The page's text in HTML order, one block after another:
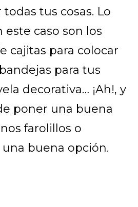
tus cosas. Lo
caso son los
cajitas para colocar
para tus
decorativa… ¡Ah!, y
poner una buena
farolillos o
buena opción.